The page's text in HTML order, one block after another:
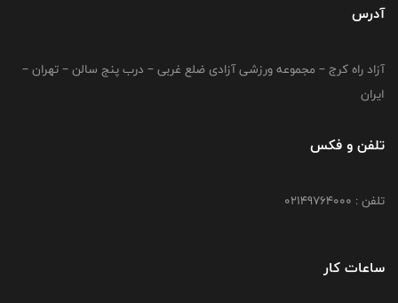
آدرس
آزاد راه کرج – مجموعه ورزشی آزادی ضلع غربی – درب پنج سالن – تهران –
ایران
تلفن و فکس
تلفن : 02149764000
ساعات کار